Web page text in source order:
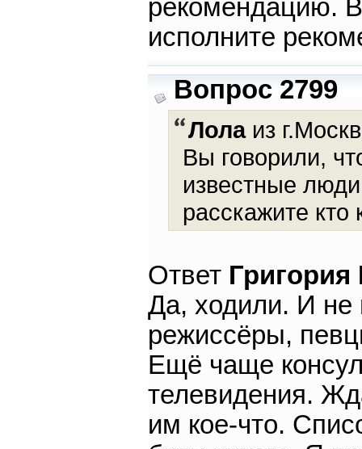
рекомендацию. В
исполните
Вопрос 2799
Лолаиз
Вы говорили,
известные
расскажите кто
Ответ
Да, ходили. И не
режиссёры,
Ещё чаще
телевидения.
им кое-что.